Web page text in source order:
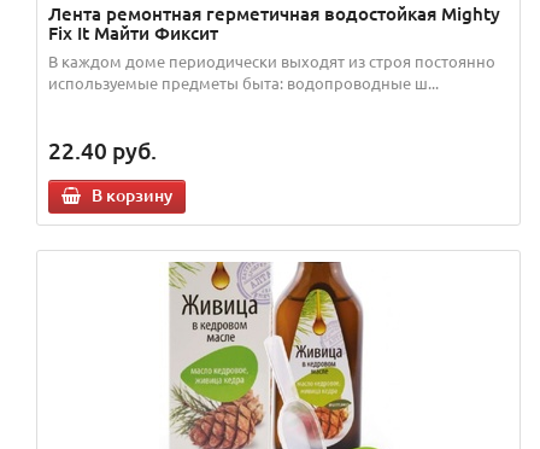
Лента ремонтная герметичная водостойкая Mighty
Fix It Майти Фиксит
В каждом доме периодически выходят из строя постоянно
используемые предметы быта: водопроводные ш...
22.40 руб.
В корзину